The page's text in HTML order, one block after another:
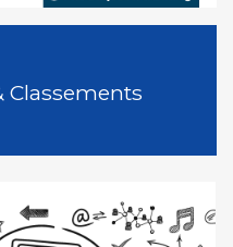
Classements